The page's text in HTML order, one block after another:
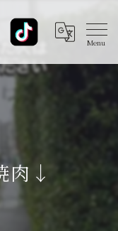
肉↓